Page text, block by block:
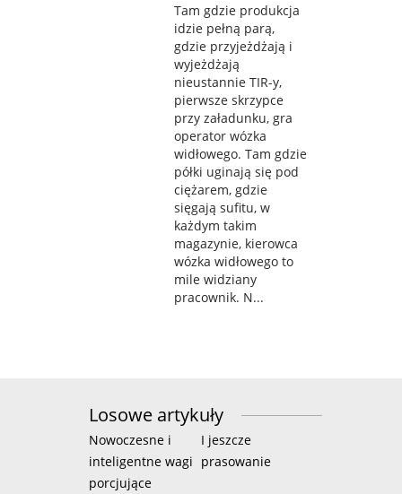
Tam gdzie produkcja
idzie pełną parą,
gdzie przyjeżdżają i
wyjeżdżają
nieustannie TIR-y,
pierwsze skrzypce
przy załadunku, gra
operator wózka
widłowego. Tam gdzie
półki uginają się pod
ciężarem, gdzie
sięgają sufitu, w
każdym takim
magazynie, kierowca
wózka widłowego to
mile widziany
pracownik. N...
Losowe artykuły
Nowoczesne i
inteligentne wagi
porcjujące
I jeszcze
prasowanie